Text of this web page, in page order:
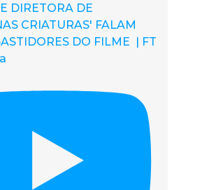
DIRETORA DE
CRIATURAS' FALAM
DO FILME | FT